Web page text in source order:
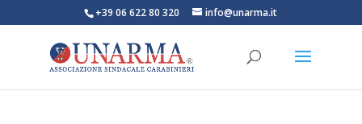
+39 06 622 80 320 info@unarma.it